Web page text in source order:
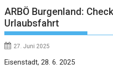
ARBÖ Burgenland:
Urlaubsfahrt
27. Juni 2025
Eisenstadt, 28. 6. 2025